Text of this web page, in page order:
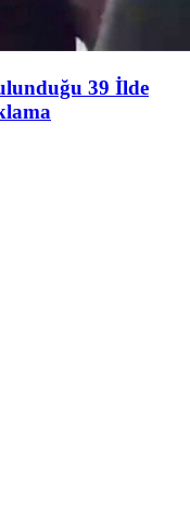
39 İlde